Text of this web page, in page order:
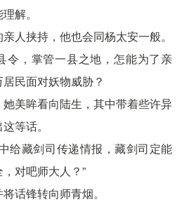
解。
人挟持，他也会同杨太安一般。
令，掌管一县之地，怎能为了亲
民面对妖物威胁？
美眸看向陆生，其中带着些许异
等话。
给藏剑司传递情报，藏剑司定能
对吧师大人？”
话锋转向师青烟。